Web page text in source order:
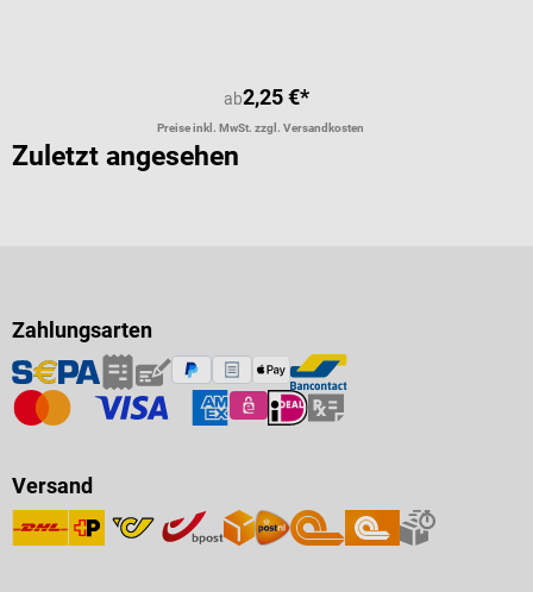
ab2,25 €*
Preise inkl. MwSt. zzgl. Versandkosten
Zuletzt angesehen
Zahlungsarten
Versand